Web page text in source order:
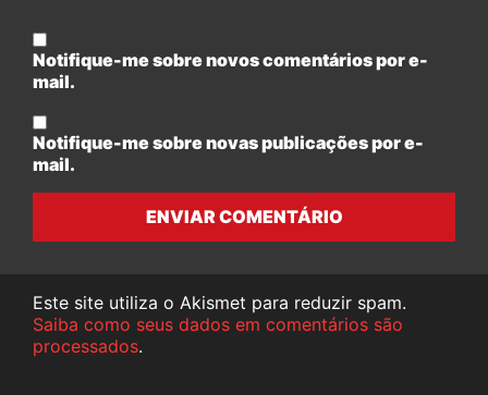
Notifique-me sobre novos comentários por e-
mail.
Notifique-me sobre novas publicações por e-
mail.
ENVIAR COMENTÁRIO
Este site utiliza o Akismet para reduzir spam.
Saiba como seus dados em comentários são
processados.